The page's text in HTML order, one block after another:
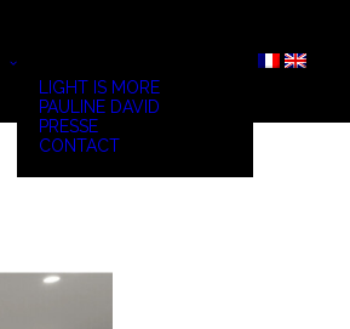
LIGHT IS MORE
PAULINE DAVID
PRESSE
CONTACT